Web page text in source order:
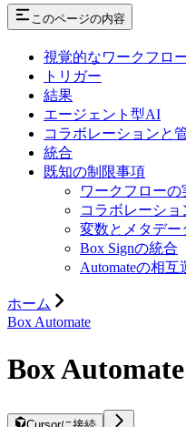
このページの内容
視覚的なワークフロ
トリガー
結果
エージェント型AI
コラボレーションと
統合
既知の制限事項
ワークフローの
コラボレーショ
変数とメタデー
Box Signの統合
Automateの相互
ホーム
Box Automate
Box
Cursorに接続